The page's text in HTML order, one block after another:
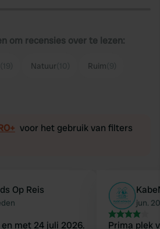
om recensies over te lezen:
Natuur Ruim
voor het gebruik van filters
Op Reis
met 24 juli 2026.
jun.
Prima plek